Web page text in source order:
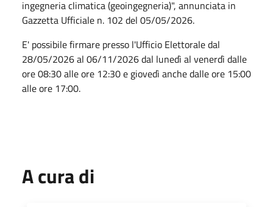
ingegneria climatica (geoingegneria)", annunciata in
Gazzetta Ufficiale n. 102 del 05/05/2026.
E' possibile firmare presso l'Ufficio Elettorale dal
28/05/2026 al 06/11/2026 dal lunedì al venerdì dalle
ore 08:30 alle ore 12:30 e giovedì anche dalle ore 15:00
alle ore 17:00.
A cura di